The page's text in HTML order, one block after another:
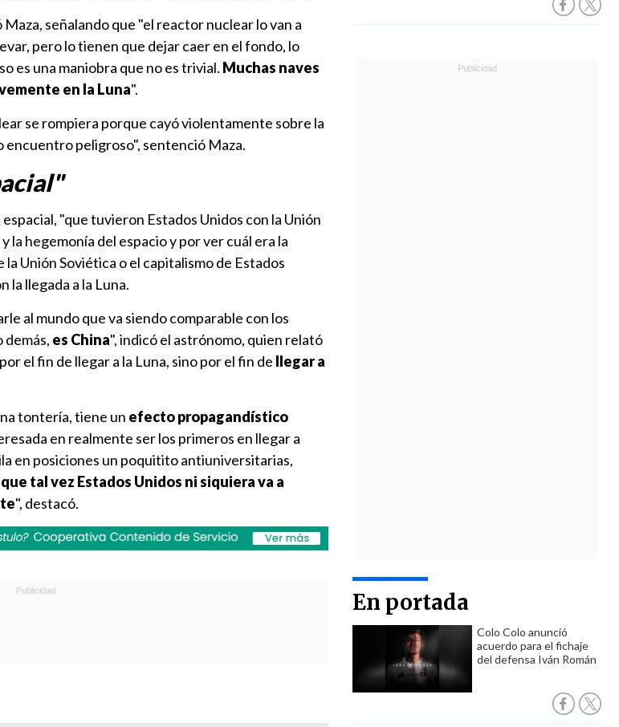
En portada
Colo Colo anunció
acuerdo para el fichaje
del defensa Iván Román
Maza, señalando que "el reactor nuclear lo van a
pero lo tienen que dejar caer en el fondo, lo
es una maniobra que no es trivial. Muchas naves
en la Luna".
se rompiera porque cayó violentamente sobre la
encuentro peligroso", sentenció Maza.
"que tuvieron Estados Unidos con la Unión
la hegemonía del espacio y por ver cuál era la
Unión Soviética o el capitalismo de Estados
la llegada a la Luna.
al mundo que va siendo comparable con los
demás, es China", indicó el astrónomo, quien relató
el fin de llegar a la Luna, sino por el fin de llegar a
tontería, tiene un efecto propagandístico
en realmente ser los primeros en llegar a
en posiciones un poquitito antiuniversitarias,
tal vez Estados Unidos ni siquiera va a
", destacó.